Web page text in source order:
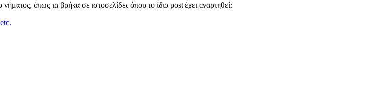
όπως τα βρήκα σε ιστοσελίδες όπου το ίδιο post έχει αναρτηθεί: